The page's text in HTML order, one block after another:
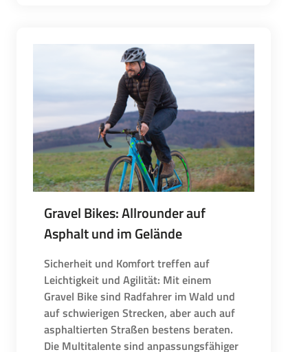
Gravel Bikes: Allrounder auf
Asphalt und im Gelände
Sicherheit und Komfort treffen auf
Leichtigkeit und Agilität: Mit einem
Gravel Bike sind Radfahrer im Wald und
auf schwierigen Strecken, aber auch auf
asphaltierten Straßen bestens beraten.
Die Multitalente sind anpassungsfähiger